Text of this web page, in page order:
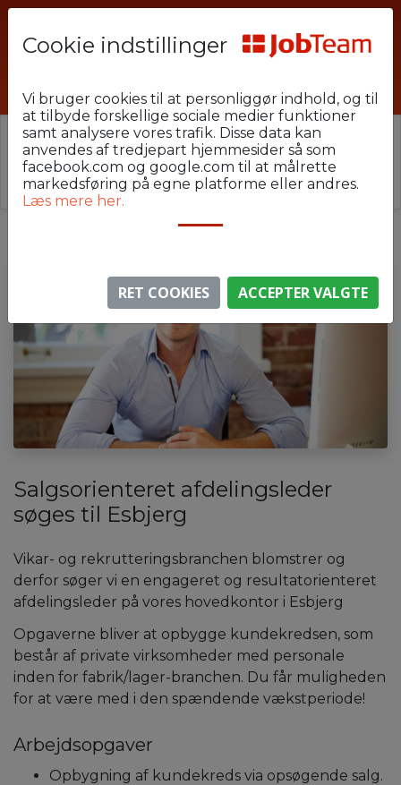
⚠️ Denne jobannonce er udløbet.
Stillingen er ikke længere aktiv, men du kan
lignende annoncer her.
Salgsorienteret afdelingsleder
søges til Esbjerg
Vikar- og rekrutteringsbranchen blomstrer og
derfor søger vi en engageret og resultatorienteret
afdelingsleder på vores hovedkontor i Esbjerg
Opgaverne bliver at opbygge kundekredsen, som
består af private virksomheder med personale
inden for fabrik/lager-branchen. Du får muligheden
for at være med i den spændende vækstperiode!
Arbejdsopgaver
Opbygning af kundekreds via opsøgende salg.
Cookie indstillinger
Vi bruger cookies til at personliggør indhold, og til
at tilbyde forskellige sociale medier funktioner
samt analysere vores trafik. Disse data kan
anvendes af tredjepart hjemmesider så som
facebook.com og google.com til at målrette
markedsføring på egne platforme eller andres.
Læs mere her.
RET COOKIES ACCEPTER VALGTE